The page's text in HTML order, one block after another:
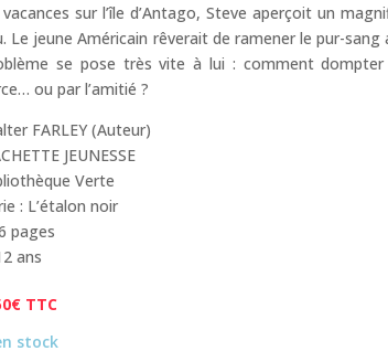
vacances sur l’île d’Antago, Steve aperçoit un
Le jeune Américain rêverait de ramener le pur-sang
se pose très vite à lui : comment dompter
ou par l’amitié ?
FARLEY (Auteur)
JEUNESSE
Verte
: L’étalon noir
pages
ans
€ TTC
stock